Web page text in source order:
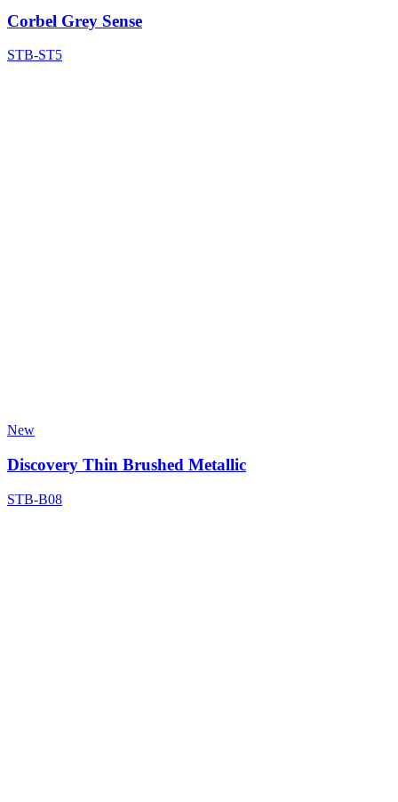
Corbel Grey Sense
STB-ST5
New
Discovery Thin Brushed Metallic
STB-B08